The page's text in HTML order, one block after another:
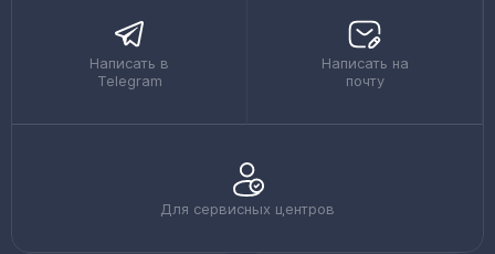
Написать в
Telegram
Написать на
почту
Для сервисных центров